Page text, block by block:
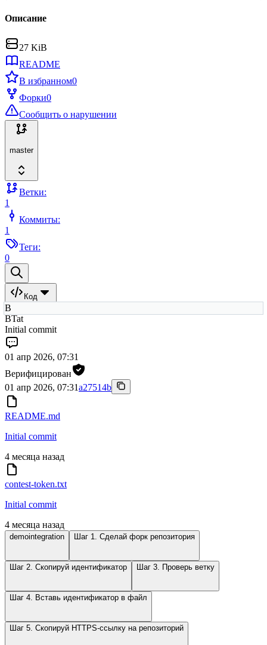
Описание
27 KiB
README
В избранном0
Форки0
Сообщить о нарушении
master
Ветки:
1
Коммиты:
1
Теги:
0
Код
B
BTat
Initial commit
01 апр 2026, 07:31
Верифицирован
01 апр 2026, 07:31a27514b
README.md
Initial commit
4 месяца назад
contest-token.txt
Initial commit
4 месяца назад
demointegration Шаг 1. Сделай форк репозитория
Шаг 2. Скопируй идентификатор Шаг 3. Проверь ветку
Шаг 4. Вставь идентификатор в файл
Шаг 5. Скопируй HTTPS-ссылку на репозиторий